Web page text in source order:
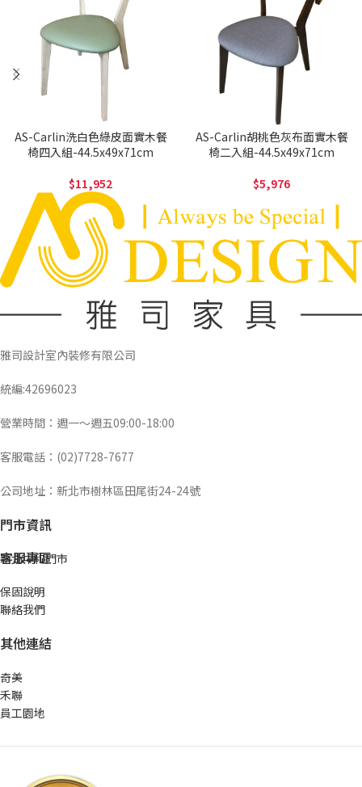
AS-Carlin洗白色綠皮面實木餐
椅四入組-44.5x49x71cm
11,952
AS-Carlin胡桃色灰布面實木餐
椅二入組-44.5x49x71cm
5,976
雅司設計室內裝修有限公司
統編:42696023
營業時間：週一～週五09:00-18:00
客服電話：(02)7728-7677
公司地址：新北市樹林區田尾街24-24號
門市資訊
新北中和門市
客服專區
保固說明
聯絡我們
其他連結
奇美
禾聯
員工園地